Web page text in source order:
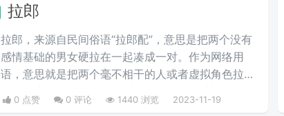
拉郎
拉郎，来源自民间俗语“拉郎配”，意思是把两个没有
感情基础的男女硬拉在一起凑成一对。作为网络用
语，意思就是把两个毫不相干的人或者虚拟角色拉到
一起，这种CP的人物可能出自不同作品，甚至可能
来自不同种族，可以是一男一女，也可以是男男，或
0 点赞 0 评论 1440 浏览 2023-11-19